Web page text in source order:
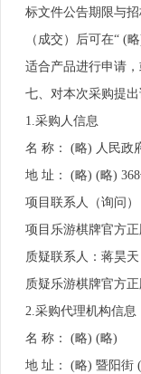
标文件公告期限与
（成交）后可在“ (
适合产品进行申请
七、对本次采购提
1.采购人信息
名 称： (略) 人民政
地 址： (略) (略)
项目联系人（询问）
项目乐游棋牌官方
质疑联系人：蒋昊天
质疑乐游棋牌官方
2.采购代理机构信息
名 称： (略) (略)
地 址： (略) 暨阳街